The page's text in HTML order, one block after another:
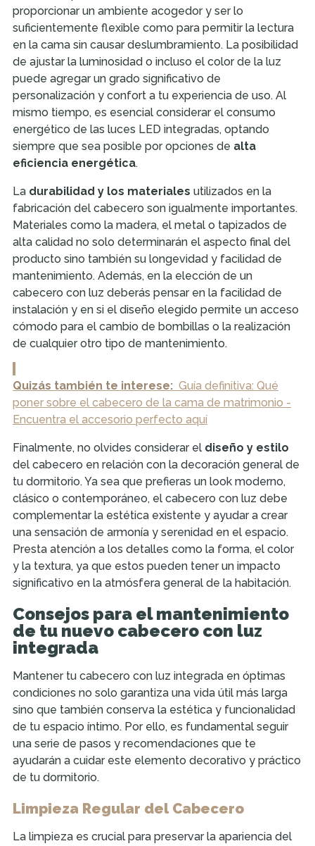
proporcionar un ambiente acogedor y ser lo
suficientemente flexible como para permitir la lectura
en la cama sin causar deslumbramiento. La posibilidad
de ajustar la luminosidad o incluso el color de la luz
puede agregar un grado significativo de
personalización y confort a tu experiencia de uso. Al
mismo tiempo, es esencial considerar el consumo
energético de las luces LED integradas, optando
siempre que sea posible por opciones de alta
eficiencia energética.
La durabilidad y los materiales utilizados en la
fabricación del cabecero son igualmente importantes.
Materiales como la madera, el metal o tapizados de
alta calidad no solo determinarán el aspecto final del
producto sino también su longevidad y facilidad de
mantenimiento. Además, en la elección de un
cabecero con luz deberás pensar en la facilidad de
instalación y en si el diseño elegido permite un acceso
cómodo para el cambio de bombillas o la realización
de cualquier otro tipo de mantenimiento.
Quizás también te interese: Guía definitiva: Qué
poner sobre el cabecero de la cama de matrimonio -
Encuentra el accesorio perfecto aquí
Finalmente, no olvides considerar el diseño y estilo
del cabecero en relación con la decoración general de
tu dormitorio. Ya sea que prefieras un look moderno,
clásico o contemporáneo, el cabecero con luz debe
complementar la estética existente y ayudar a crear
una sensación de armonía y serenidad en el espacio.
Presta atención a los detalles como la forma, el color
y la textura, ya que estos pueden tener un impacto
significativo en la atmósfera general de la habitación.
Consejos para el mantenimiento
de tu nuevo cabecero con luz
integrada
Mantener tu cabecero con luz integrada en óptimas
condiciones no solo garantiza una vida útil más larga
sino que también conserva la estética y funcionalidad
de tu espacio íntimo. Por ello, es fundamental seguir
una serie de pasos y recomendaciones que te
ayudarán a cuidar este elemento decorativo y práctico
de tu dormitorio.
Limpieza Regular del Cabecero
La limpieza es crucial para preservar la apariencia del